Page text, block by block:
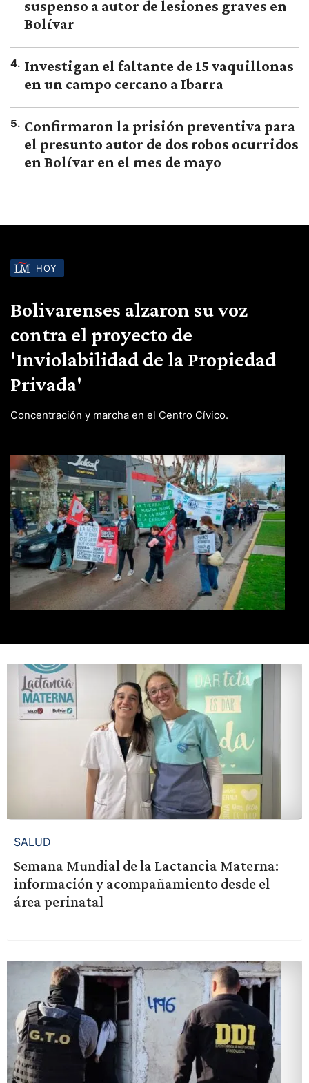
suspenso a autor de lesiones graves en
Bolívar
4. Investigan el faltante de 15 vaquillonas
en un campo cercano a Ibarra
5. Confirmaron la prisión preventiva para
el presunto autor de dos robos ocurridos
en Bolívar en el mes de mayo
HOY
Bolivarenses alzaron su voz
contra el proyecto de
'Inviolabilidad de la Propiedad
Privada'
Concentración y marcha en el Centro Cívico.
SALUD
Semana Mundial de la Lactancia Materna:
información y acompañamiento desde el
área perinatal